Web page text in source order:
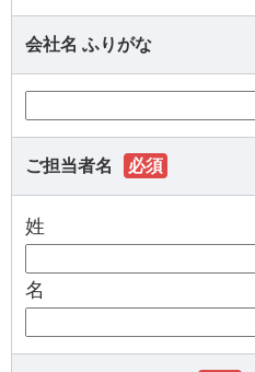
会社名 ふりがな
ご担当者名 必須
姓
名